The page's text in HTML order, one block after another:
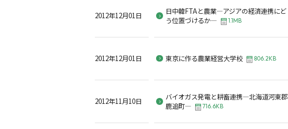
2012年12月01日
日中韓FTAと農業―アジアの経済連携にど
う位置づけるか―
1.1MB
2012年12月01日 東京に作る農業経営大学校 806.2KB
2012年11月10日
バイオガス発電と耕畜連携―北海道河東郡
鹿追町―
716.6KB